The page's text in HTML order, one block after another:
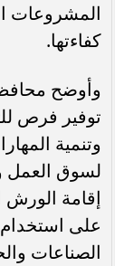
المشروعات
كفاءتها.
وأوضح
توفير فرص
وتنمية
لسوق العمل
إقامة
على استخدام
الصناعات